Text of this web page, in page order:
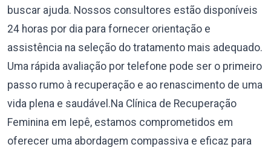
buscar ajuda. Nossos consultores estão disponíveis
24 horas por dia para fornecer orientação e
assistência na seleção do tratamento mais adequado.
Uma rápida avaliação por telefone pode ser o primeiro
passo rumo à recuperação e ao renascimento de uma
vida plena e saudável.Na Clínica de Recuperação
Feminina em Iepê, estamos comprometidos em
oferecer uma abordagem compassiva e eficaz para